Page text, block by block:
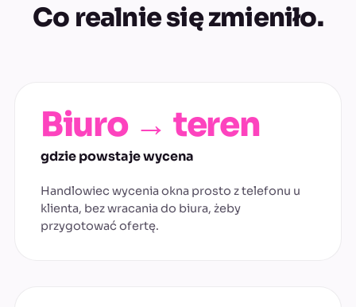
Co realnie się zmieniło.
Biuro → teren
gdzie powstaje wycena
Handlowiec wycenia okna prosto z telefonu u
klienta, bez wracania do biura, żeby
przygotować ofertę.